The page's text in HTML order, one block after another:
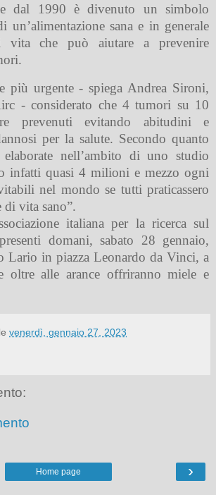
dal 1990 è divenuto un simbolo
un’alimentazione sana e in generale
che può aiutare a prevenire
più urgente - spiega Andrea Sironi,
- considerato che 4 tumori su 10
prevenuti evitando abitudini e
per la salute. Secondo quanto
nell’ambito di uno studio
infatti quasi 4 milioni e mezzo ogni
nel mondo se tutti praticassero
vita sano”.
italiana per la ricerca sul
domani, sabato 28 gennaio,
Lario in piazza Leonardo da Vinci, a
oltre alle arance offriranno miele e
venerdì, gennaio 27, 2023
›
Home page